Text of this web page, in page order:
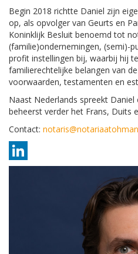
Begin 2018 richtte Daniel zijn
op, als opvolger van Geurts en
Koninklijk Besluit benoemd tot
(familie)ondernemingen, (semi)-
profit instellingen bij, waarbij hij
familierechtelijke belangen van
voorwaarden, testamenten en
Naast Nederlands spreekt Daniel
beheerst verder het Frans, Duits
Contact: